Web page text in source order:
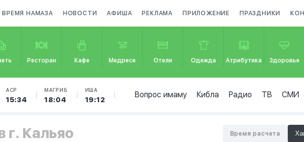
ВРЕМЯ НАМАЗА НОВОСТИ АФИША РЕКЛАМА ПРИЛОЖЕНИЕ ПРАЗДНИКИ
Ресторан Кафе Медресе Отели Одежда Атрибутика Здоровье
АСР
15:34
МАГРИБ
18:04
ИША
19:12
Вопрос имаму Кибла Радио ТВ СМИ
г. Кальяо Время расчета